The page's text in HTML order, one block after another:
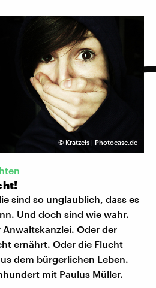
© Kratzeis | Photocase.de
sind so unglaublich, dass es
Und doch sind wie wahr.
Anwaltskanzlei. Oder der
ernährt. Oder die Flucht
dem bürgerlichen Leben.
mit Paulus Müller.